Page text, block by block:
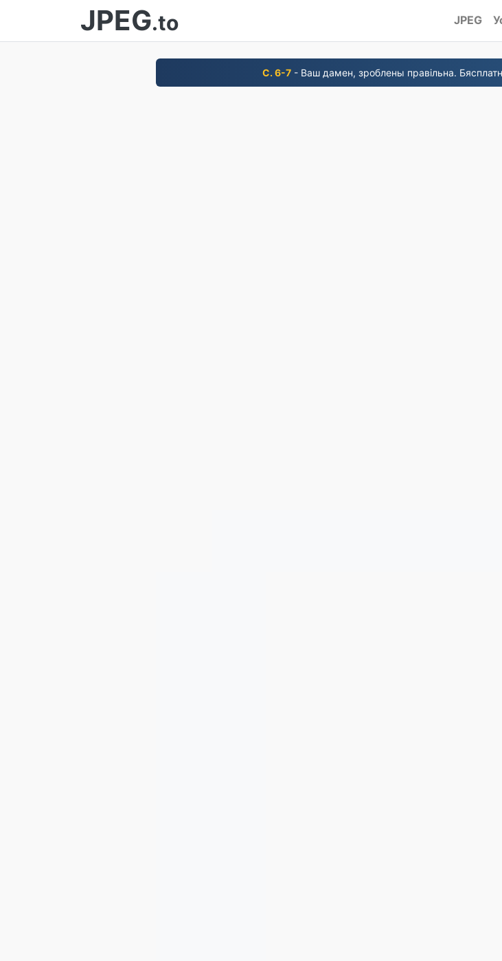
JPEG.to JPEG
С. 6-7 - Ваш дамен, зроблены правільна.